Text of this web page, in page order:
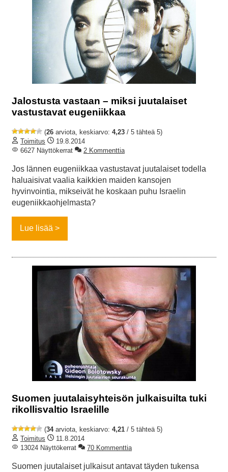
Jalostusta vastaan – miksi juutalaiset
vastustavat eugeniikkaa
(26 arviota, keskiarvo: 4,23 / 5 tähteä 5)
Toimitus
19.8.2014
6627 Näyttökerrat
2 Kommenttia
Jos lännen eugeniikkaa vastustavat juutalaiset todella
haluaisivat vaalia kaikkien maiden kansojen
hyvinvointia, mikseivät he koskaan puhu Israelin
eugeniikkaohjelmasta?
Lue lisää
Suomen juutalaisyhteisön julkaisuilta tuki
rikollisvaltio Israelille
(34arviota, keskiarvo: 4,21 / 5 tähteä 5)
Toimitus
11.8.2014
13024 Näyttökerrat
70 Kommenttia
Suomen juutalaiset julkaisut antavat täyden tukensa